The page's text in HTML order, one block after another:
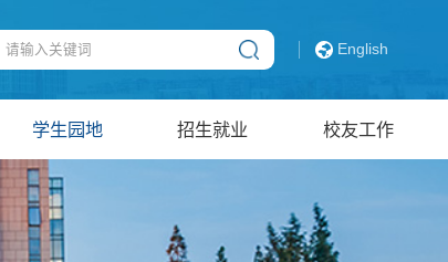
English
学生园地 招生就业 校友工作